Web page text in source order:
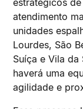
atendimento
unidades
Lourdes, São
Suíça e Vila da
haverá uma
agilidade e